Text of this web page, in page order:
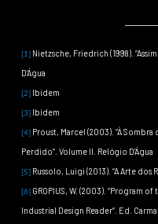
[1] Nietzsche, Friedrich (1998).
D’Água
[2] Ibidem
[3] Ibidem
[4] Proust, Marcel (2003). “À Sombra
Perdido”. Volume II. Relógio D’Água
[5] Russolo, Luigi (2013). “A Arte dos
[6] GROPIUS, W. (2003). “Program
Industrial Design Reader”. Ed.